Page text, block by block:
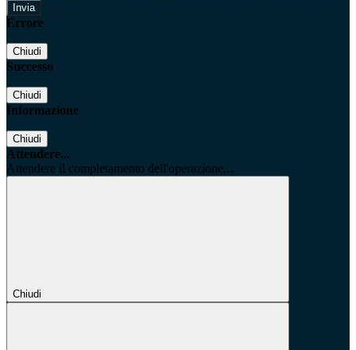
Errore
Chiudi
Successo
Chiudi
Informazione
Chiudi
Attendere...
Attendere il completamento dell'operazione...
Chiudi